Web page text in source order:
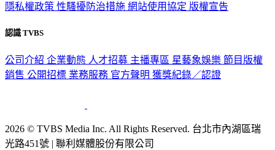
隱私權政策 性騷擾防治措施 網站使用協定 版權宣告
認識 TVBS
公司介紹 企業動態 人才招募 主播專區 星藝象娛樂 節目版權
銷售 公開招標 業務服務 官方聲明 獲獎紀錄／認證
2026 © TVBS Media Inc. All Rights Reserved. 台北市內湖區瑞
光路451號 | 聯利媒體股份有限公司